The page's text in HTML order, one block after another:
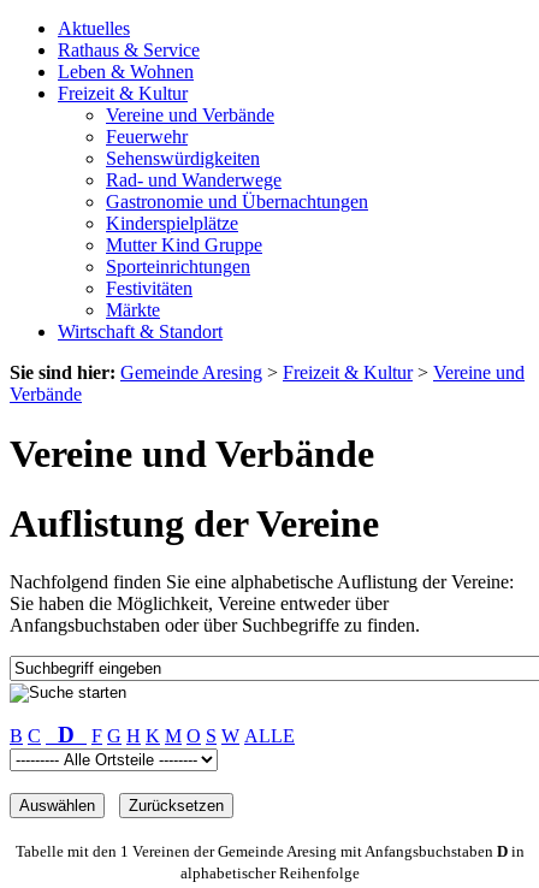
Aktuelles
Rathaus & Service
Leben & Wohnen
Freizeit & Kultur
Vereine und Verbände
Feuerwehr
Sehenswürdigkeiten
Rad- und Wanderwege
Gastronomie und Übernachtungen
Kinderspielplätze
Mutter Kind Gruppe
Sporteinrichtungen
Festivitäten
Märkte
Wirtschaft & Standort
Sie sind hier: Gemeinde Aresing > Freizeit & Kultur> Vereine und
Verbände
Vereine und Verbände
Auflistung der Vereine
Nachfolgend finden Sie eine alphabetische Auflistung der Vereine:
Sie haben die Möglichkeit, Vereine entweder über
Anfangsbuchstaben oder über Suchbegriffe zu finden.
B C D F G H K M O S W ALLE
Tabelle mit den 1 Vereinen der Gemeinde Aresing mit Anfangsbuchstaben Din
alphabetischer Reihenfolge